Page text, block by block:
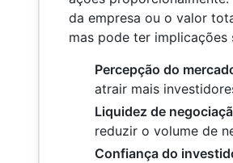
da empresa ou o valor
mas pode ter
Percepção do
atrair mais
Liquidez de
reduzir o volume de
Confiança do